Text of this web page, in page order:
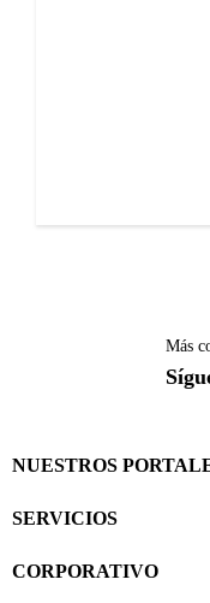
Más
NUESTROS
SERVICIOS
CORPORATIVO